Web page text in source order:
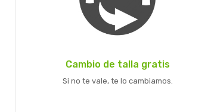
Cambio de talla gratis
Si no te vale, te lo cambiamos.